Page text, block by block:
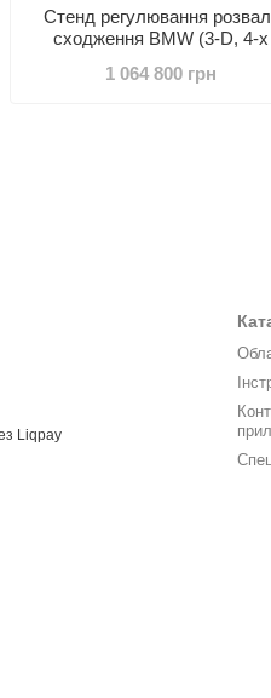
Стенд регулювання
сходження BMW (3-D, 4-х
1 064 800 грн